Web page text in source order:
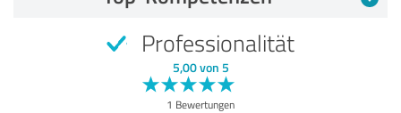
Professionalität
5,00 von 5
1 Bewertungen